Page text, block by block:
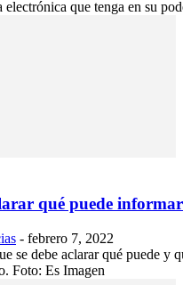
que tenga en su
qué puede
- febrero 7, 2022
se debe aclarar qué puede y
Foto: Es Imagen